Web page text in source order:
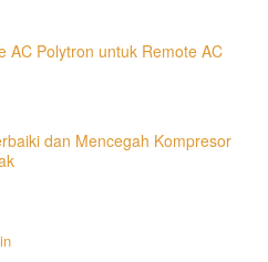
AC Polytron untuk Remote AC
dan Mencegah Kompresor